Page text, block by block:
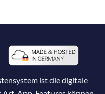
ist die digitale